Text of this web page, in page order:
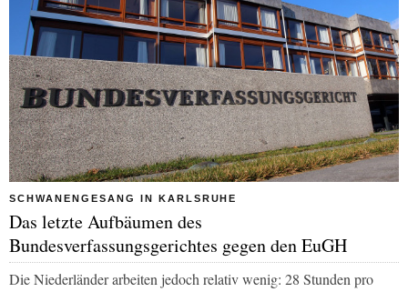
SCHWANENGESANG IN KARLSRUHE
Das letzte Aufbäumen des
Bundesverfassungsgerichtes gegen den EuGH
Die Niederländer arbeiten jedoch relativ wenig: 28 Stunden pro